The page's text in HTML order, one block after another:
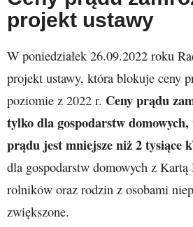
projekt ustawy
W poniedziałek 26.09.2022 roku
projekt ustawy, która blokuje ceny
poziomie z 2022 r. Ceny prądu
tylko dla gospodarstw
prądu jest mniejsze niż 2 tysiące
dla gospodarstw domowych z Kartą
rolników oraz rodzin z osobami
zwiększone.